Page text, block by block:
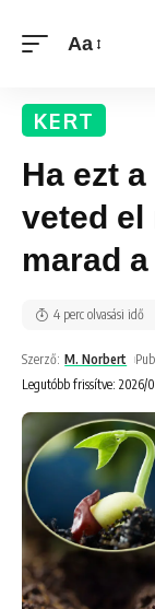
Aa
KERT
Ha ezt
veted el
marad
Legutóbb frissítve: 2026/
Szerző: M. Norbert
4 perc olvasási idő